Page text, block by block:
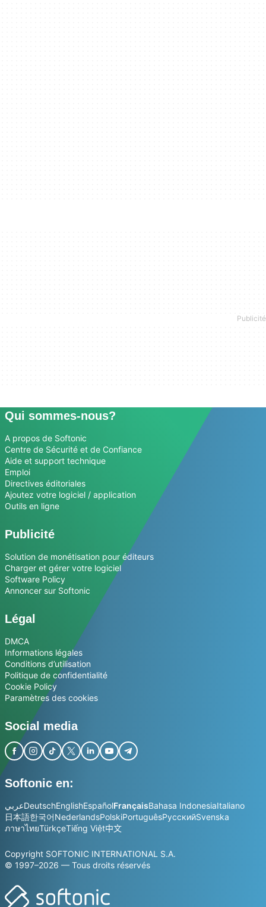
Qui sommes-nous?
A propos de Softonic
Centre de Sécurité et de Confiance
Aide et support technique
Emploi
Directives éditoriales
Ajoutez votre logiciel / application
Outils en ligne
Publicité
Solution de monétisation pour éditeurs
Charger et gérer votre logiciel
Software Policy
Annoncer sur Softonic
Légal
DMCA
Informations légales
Conditions d’utilisation
Politique de confidentialité
Cookie Policy
Paramètres des cookies
Social media
Softonic en:
عربيDeutschEnglishEspañolFrançaisBahasa IndonesiaItaliano
日本語한국어NederlandsPolskiPortuguêsРусскийSvenska
ภาษาไทยTürkçeTiếng Việt中文
Copyright SOFTONIC INTERNATIONAL S.A.
© 1997–2026 — Tous droits réservés